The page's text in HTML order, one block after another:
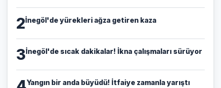
2İnegöl'de yürekleri ağza getiren kaza
3İnegöl'de sıcak dakikalar! İkna çalışmaları sürüyor
Yangın bir anda büyüdü! İtfaiye zamanla yarıştı